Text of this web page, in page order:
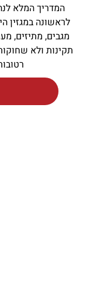
המדריך המלא
מגבים, מתיזים,
תקינות ולא